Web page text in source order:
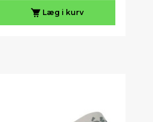
Læg i kurv